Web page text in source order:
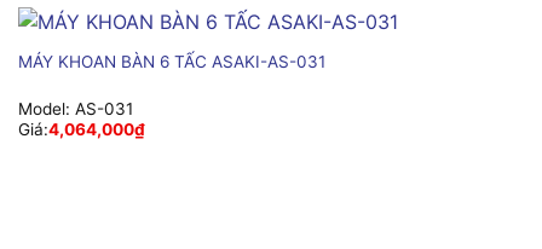
MÁY KHOAN BÀN 6 TẤC ASAKI-AS-031
Model: AS-031
Giá:4,064,000₫